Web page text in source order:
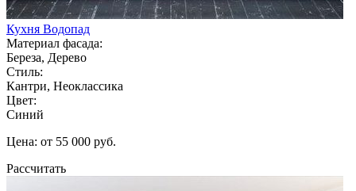
Кухня Водопад
Материал фасада:
Береза, Дерево
Стиль:
Кантри, Неоклассика
Цвет:
Синий
Цена: от 55 000 руб.
Рассчитать